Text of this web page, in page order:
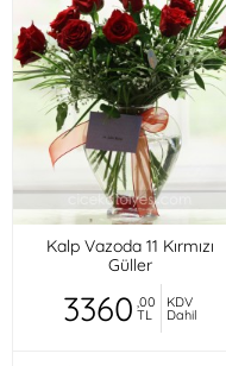
Kalp Vazoda 11 Kırmızı
Güller
3360 ,00
TL
KDV
Dahil